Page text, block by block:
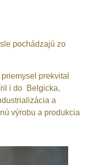
pochádzajú zo
prekvital
i do Belgicka,
a
výrobu a produkcia